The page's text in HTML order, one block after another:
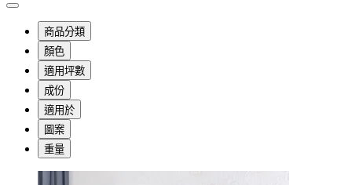
商品分類
顏色
適用坪數
成份
適用於
圖案
重量